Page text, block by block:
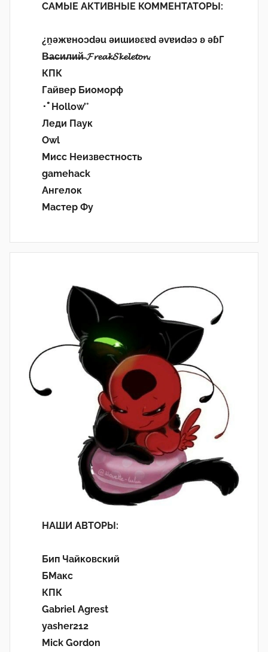
САМЫЕ АКТИВНЫЕ КОММЕНТАТОРЫ:
¿n̯ǝжɐноɔdǝu ǝиɯиʚεɐd ǝvɐиdǝɔ ʚ ǝɓГ
В̶а̶с̶и̶л̶и̶й̶ 𝓕𝓻𝓮𝓪𝓴𝓢𝓴𝓮𝓵𝓮𝓽𝓸𝓷.
КПК
Гайвер Биоморф
･ﾟHollow’°
Леди Паук
Owl
Мисс Неизвестность
gamehack
Ангелок
Мастер Фу
НАШИ АВТОРЫ:
Бип Чайковский
БМакс
КПК
Gabriel Agrest
yasher212
Mick Gordon